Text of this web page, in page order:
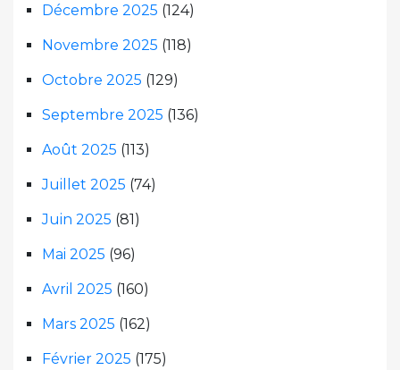
Décembre 2025 (124)
Novembre 2025 (118)
Octobre 2025 (129)
Septembre 2025 (136)
Août 2025 (113)
Juillet 2025 (74)
Juin 2025 (81)
Mai 2025 (96)
Avril 2025 (160)
Mars 2025 (162)
Février 2025 (175)